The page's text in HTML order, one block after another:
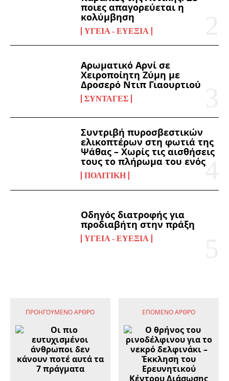
ποιες απαγορεύεται η
κολύμβηση
ΥΓΕΊΑ - ΕΥΕΞΊΑ
Αρωματικό Αρνί σε
Χειροποίητη Ζύμη με
Δροσερό Ντιπ Γιαουρτιού
ΣΥΝΤΑΓΈΣ
Συντριβή πυροσβεστικών
ελικοπτέρων στη φωτιά της
Ψάθας – Χωρίς τις αισθήσεις
τους το πλήρωμα του ενός
ΠΟΛΙΤΙΚΉ
Οδηγός διατροφής για
προδιαβήτη στην πράξη
ΥΓΕΊΑ - ΕΥΕΞΊΑ
ΠΡΟΗΓΟΎΜΕΝΟ ΆΡΘΡΟ ΕΠΌΜΕΝΟ ΆΡΘΡΟ